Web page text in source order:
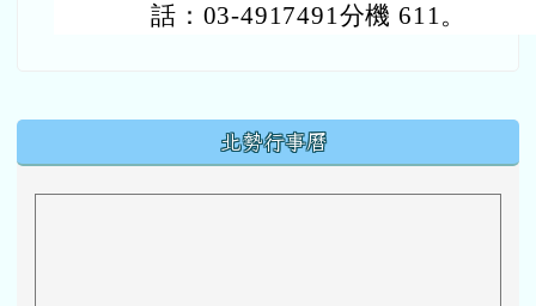
話：03-4917491分機 611。
北勢行事曆